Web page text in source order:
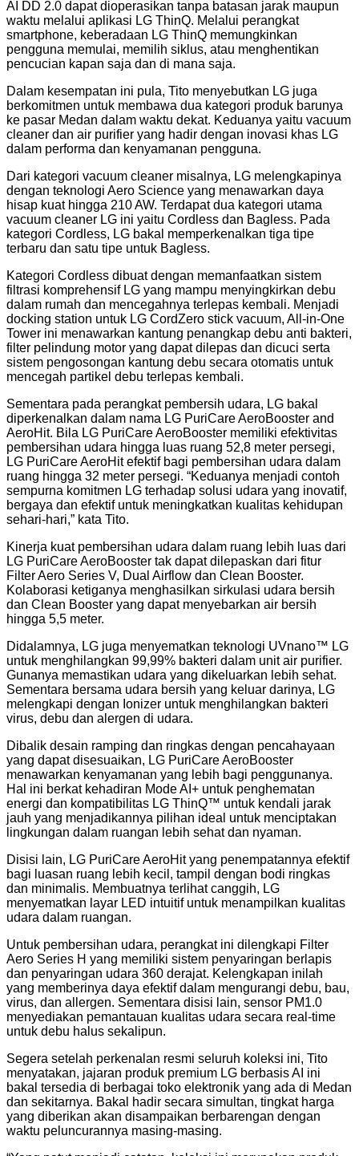
AI DD 2.0 dapat dioperasikan tanpa batasan jarak maupun
waktu melalui aplikasi LG ThinQ. Melalui perangkat
smartphone, keberadaan LG ThinQ memungkinkan
pengguna memulai, memilih siklus, atau menghentikan
pencucian kapan saja dan di mana saja.
Dalam kesempatan ini pula, Tito menyebutkan LG juga
berkomitmen untuk membawa dua kategori produk barunya
ke pasar Medan dalam waktu dekat. Keduanya yaitu vacuum
cleaner dan air purifier yang hadir dengan inovasi khas LG
dalam performa dan kenyamanan pengguna.
Dari kategori vacuum cleaner misalnya, LG melengkapinya
dengan teknologi Aero Science yang menawarkan daya
hisap kuat hingga 210 AW. Terdapat dua kategori utama
vacuum cleaner LG ini yaitu Cordless dan Bagless. Pada
kategori Cordless, LG bakal memperkenalkan tiga tipe
terbaru dan satu tipe untuk Bagless.
Kategori Cordless dibuat dengan memanfaatkan sistem
filtrasi komprehensif LG yang mampu menyingkirkan debu
dalam rumah dan mencegahnya terlepas kembali. Menjadi
docking station untuk LG CordZero stick vacuum, All-in-One
Tower ini menawarkan kantung penangkap debu anti bakteri,
filter pelindung motor yang dapat dilepas dan dicuci serta
sistem pengosongan kantung debu secara otomatis untuk
mencegah partikel debu terlepas kembali.
Sementara pada perangkat pembersih udara, LG bakal
diperkenalkan dalam nama LG PuriCare AeroBooster and
AeroHit. Bila LG PuriCare AeroBooster memiliki efektivitas
pembersihan udara hingga luas ruang 52,8 meter persegi,
LG PuriCare AeroHit efektif bagi pembersihan udara dalam
ruang hingga 32 meter persegi. “Keduanya menjadi contoh
sempurna komitmen LG terhadap solusi udara yang inovatif,
bergaya dan efektif untuk meningkatkan kualitas kehidupan
sehari-hari,” kata Tito.
Kinerja kuat pembersihan udara dalam ruang lebih luas dari
LG PuriCare AeroBooster tak dapat dilepaskan dari fitur
Filter Aero Series V, Dual Airflow dan Clean Booster.
Kolaborasi ketiganya menghasilkan sirkulasi udara bersih
dan Clean Booster yang dapat menyebarkan air bersih
hingga 5,5 meter.
Didalamnya, LG juga menyematkan teknologi UVnano™️ LG
untuk menghilangkan 99,99% bakteri dalam unit air purifier.
Gunanya memastikan udara yang dikeluarkan lebih sehat.
Sementara bersama udara bersih yang keluar darinya, LG
melengkapi dengan Ionizer untuk menghilangkan bakteri
virus, debu dan alergen di udara.
Dibalik desain ramping dan ringkas dengan pencahayaan
yang dapat disesuaikan, LG PuriCare AeroBooster
menawarkan kenyamanan yang lebih bagi penggunanya.
Hal ini berkat kehadiran Mode AI+ untuk penghematan
energi dan kompatibilitas LG ThinQ™️ untuk kendali jarak
jauh yang menjadikannya pilihan ideal untuk menciptakan
lingkungan dalam ruangan lebih sehat dan nyaman.
Disisi lain, LG PuriCare AeroHit yang penempatannya efektif
bagi luasan ruang lebih kecil, tampil dengan bodi ringkas
dan minimalis. Membuatnya terlihat canggih, LG
menyematkan layar LED intuitif untuk menampilkan kualitas
udara dalam ruangan.
Untuk pembersihan udara, perangkat ini dilengkapi Filter
Aero Series H yang memiliki sistem penyaringan berlapis
dan penyaringan udara 360 derajat. Kelengkapan inilah
yang memberinya daya efektif dalam mengurangi debu, bau,
virus, dan allergen. Sementara disisi lain, sensor PM1.0
menyediakan pemantauan kualitas udara secara real-time
untuk debu halus sekalipun.
Segera setelah perkenalan resmi seluruh koleksi ini, Tito
menyatakan, jajaran produk premium LG berbasis AI ini
bakal tersedia di berbagai toko elektronik yang ada di Medan
dan sekitarnya. Bakal hadir secara simultan, tingkat harga
yang diberikan akan disampaikan berbarengan dengan
waktu peluncurannya masing-masing.